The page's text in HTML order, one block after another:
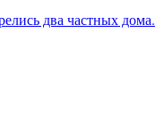
два частных дома.